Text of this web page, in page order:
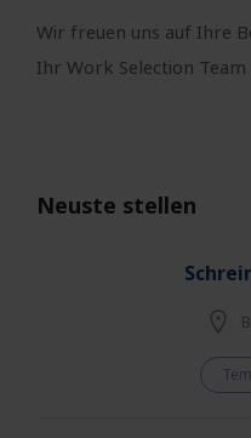
Wir freuen uns auf Ihre
Ihr Work Selection Team
Neuste stellen